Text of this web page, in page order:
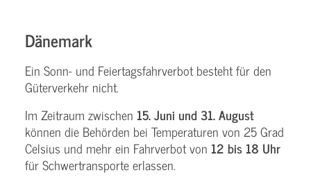
Dänemark
Ein Sonn- und Feiertagsfahrverbot besteht für den
Güterverkehr nicht.
Im Zeitraum zwischen 15. Juni und 31. August
können die Behörden bei Temperaturen von 25 Grad
Celsius und mehr ein Fahrverbot von 12 bis 18 Uhr
für Schwertransporte erlassen.